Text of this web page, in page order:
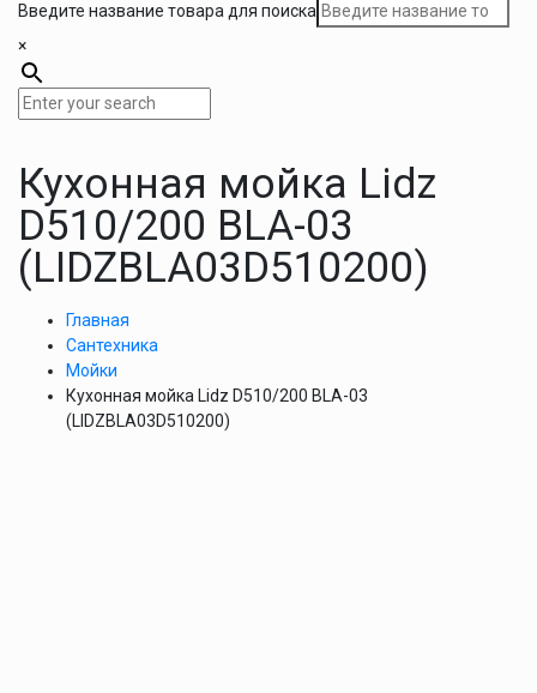
Введите название товара для поиска
×
Кухонная мойка Lidz
D510/200 BLA-03
(LIDZBLA03D510200)
Главная
Сантехника
Мойки
Кухонная мойка Lidz D510/200 BLA-03
(LIDZBLA03D510200)